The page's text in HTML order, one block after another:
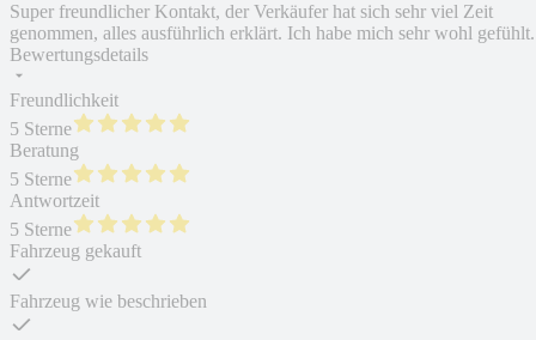
Super freundlicher Kontakt, der Verkäufer hat sich sehr viel Zeit
genommen, alles ausführlich erklärt. Ich habe mich sehr wohl gefühlt.
Bewertungsdetails
Freundlichkeit
5 Sterne
Beratung
5 Sterne
Antwortzeit
5 Sterne
Fahrzeug gekauft
Fahrzeug wie beschrieben